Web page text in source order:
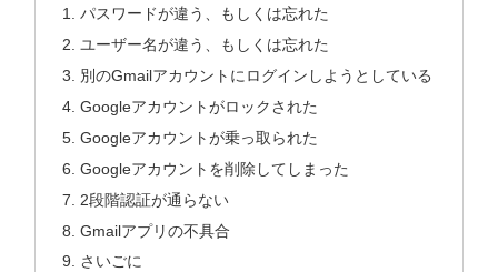
パスワードが違う、もしくは忘れた
ユーザー名が違う、もしくは忘れた
別のGmailアカウントにログインしようとしている
Googleアカウントがロックされた
Googleアカウントが乗っ取られた
Googleアカウントを削除してしまった
2段階認証が通らない
Gmailアプリの不具合
さいごに